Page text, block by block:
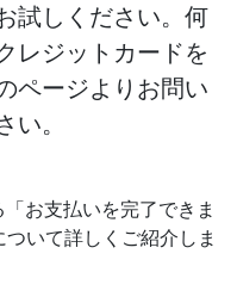
試しください。何
レジットカードを
ページよりお問い
い。
お支払いを完了できま
いて詳しくご紹介しま